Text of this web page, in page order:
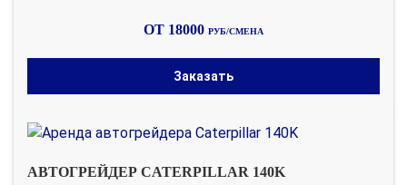
ОТ 18000 РУБ/СМЕНА
Заказать
АВТОГРЕЙДЕР CATERPILLAR 140K